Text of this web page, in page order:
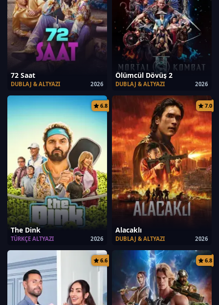
72 Saat
2026
DUBLAJ & ALTYAZI
Ölümcül Dövüş 2
2026
DUBLAJ & ALTYAZI
6.8
The Dink
2026
TÜRKÇE ALTYAZI
7.0
Alacaklı
2026
DUBLAJ & ALTYAZI
6.6 6.8